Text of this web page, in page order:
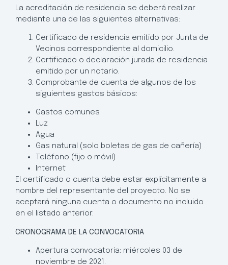
La acreditación de residencia se deberá realizar
mediante una de las siguientes alternativas:
Certificado de residencia emitido por Junta de
Vecinos correspondiente al domicilio.
Certificado o declaración jurada de residencia
emitido por un notario.
Comprobante de cuenta de algunos de los
siguientes gastos básicos:
Gastos comunes
Luz
Agua
Gas natural (solo boletas de gas de cañería)
Teléfono (fijo o móvil)
Internet
El certificado o cuenta debe estar explícitamente a
nombre del representante del proyecto. No se
aceptará ninguna cuenta o documento no incluido
en el listado anterior.
CRONOGRAMA DE LA CONVOCATORIA
Apertura convocatoria: miércoles 03 de
noviembre de 2021.